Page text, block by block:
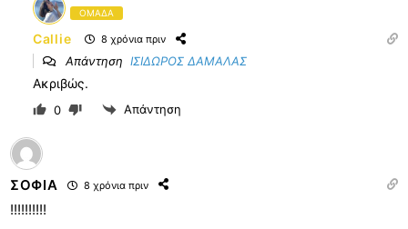
ΟΜΑΔΑ
Callie 8 χρόνια πριν
Απάντηση ΙΣΙΔΩΡΟΣ ΔΑΜΑΛΑΣ
Ακριβώς.
0 Απάντηση
ΣΟΦΙΑ 8 χρόνια πριν
!!!!!!!!!!